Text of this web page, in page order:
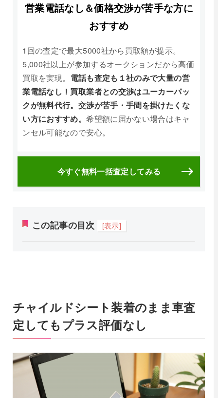
営業電話なし＆価格交渉が苦手な方に
おすすめ
1回の査定で最大5000社から買取額が提示。
5,000社以上が参加するオークションだから高価
買取を実現。 電話も査定も１社のみで大量の営
業電話なし！買取業者との交渉はユーカーパッ
クが無料代行。交渉が苦手・手間を掛けたくな
い方におすすめ。希望額に届かない場合はキャ
ンセル可能なので安心。
今すぐ無料一括査定してみる
この記事の目次 [表示]
チャイルドシート装着のまま車査
定してもプラス評価なし